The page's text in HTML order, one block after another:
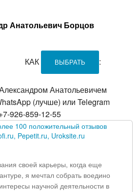
Анатольевич Борцов
КАК ВЫБРАТЬ :
Анатольевичем
(лучше) или Telegram
926-859-12-55
100 положительный отзывов
Uroksite.ru
своей карьеры, когда еще
я мечтал собрать воедино
научной деятельности в